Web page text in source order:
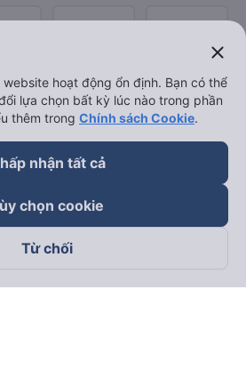
trên
close
hoạt động ổn định. Bạn có thể
lựa chọn bất kỳ lúc nào trong phần
thêm trong Chính sách Cookie.
nhận tất cả
chọn cookie
Từ chối